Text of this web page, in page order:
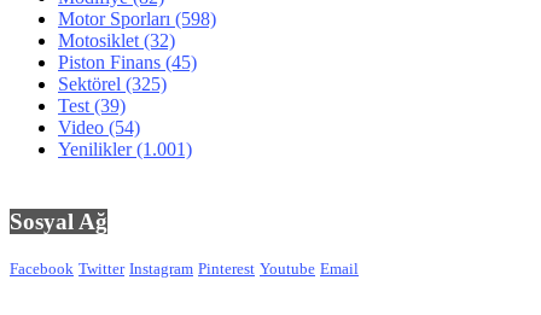
Motor Sporları (598)
Motosiklet (32)
Piston Finans (45)
Sektörel (325)
Test (39)
Video (54)
Yenilikler(1.001)
Sosyal Ağ
Facebook Twitter Instagram Pinterest Youtube Email